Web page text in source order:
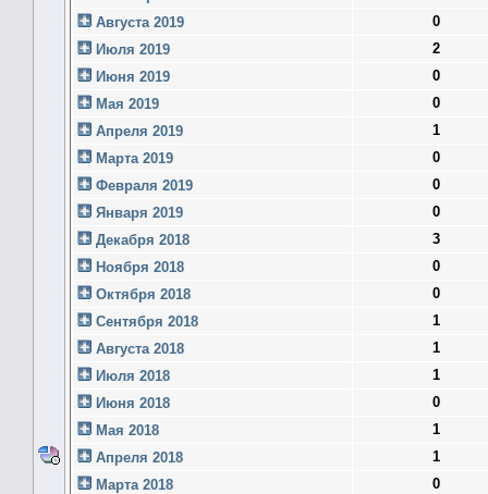
Августа 2019
0
Июля 2019
2
Июня 2019
0
Мая 2019
0
Апреля 2019
1
Марта 2019
0
Февраля 2019
0
Января 2019
0
Декабря 2018
3
Ноября 2018
0
Октября 2018
0
Сентября 2018
1
Августа 2018
1
Июля 2018
1
Июня 2018
0
Мая 2018
1
Апреля 2018
1
Марта 2018
0